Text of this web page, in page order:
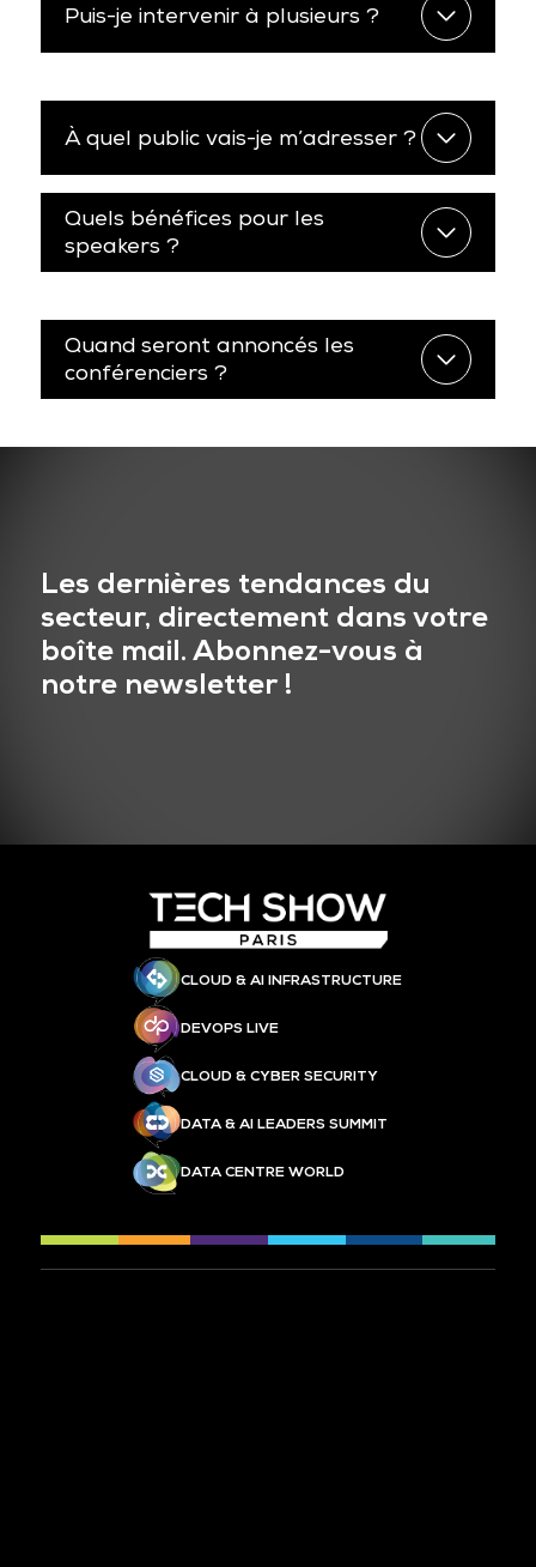
Puis-je intervenir à plusieurs ?
À quel public vais-je m’adresser ?
Quels bénéfices pour les
speakers ?
Quand seront annoncés les
conférenciers ?
Les dernières tendances du
secteur, directement dans votre
boîte mail. Abonnez-vous à
notre newsletter !
CLOUD & AI INFRASTRUCTURE
DEVOPS LIVE
CLOUD & CYBER SECURITY
DATA & AI LEADERS SUMMIT
DATA CENTRE WORLD